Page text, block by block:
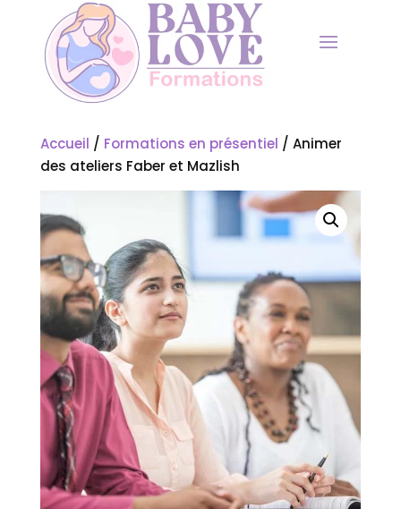
Accueil / Formations en présentiel / Animer
des ateliers Faber et Mazlish